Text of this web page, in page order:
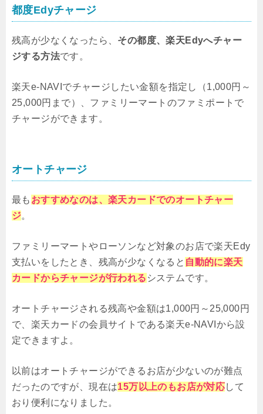
都度Edyチャージ
残高が少なくなったら、 その都度、楽天Edyへチャー
ジする方法です。
楽天e-NAVIでチャージしたい金額を指定し（1,000円～
25,000円まで）、ファミリーマートのファミポートで
チャージができます。
オートチャージ
最も おすすめなのは、楽天カードでのオートチャー
ジ。
ファミリーマートやローソンなど対象のお店で楽天Edy
支払いをしたとき、残高が少なくなると 自動的に楽天
カードからチャージが行われる システムです。
オートチャージされる残高や金額は1,000円～25,000円
で、楽天カードの会員サイトである楽天e-NAVIから設
定できますよ。
以前はオートチャージができるお店が少ないのが難点
だったのですが、現在は15万以上のもお店が対応して
おり便利になりました。